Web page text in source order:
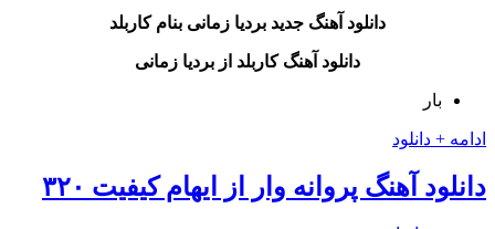
دانلود آهنگ جدید بردیا زمانی بنام کاربلد
دانلود آهنگ کاربلد از بردیا زمانی
بار
ادامه + دانلود
دانلود آهنگ پروانه وار از ایهام کیفیت ۳۲۰